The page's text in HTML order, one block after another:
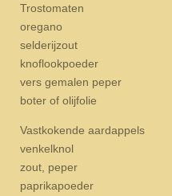
Trostomaten
oregano
selderijzout
knoflookpoeder
vers gemalen peper
boter of olijfolie
Vastkokende aardappels
venkelknol
zout, peper
paprikapoeder